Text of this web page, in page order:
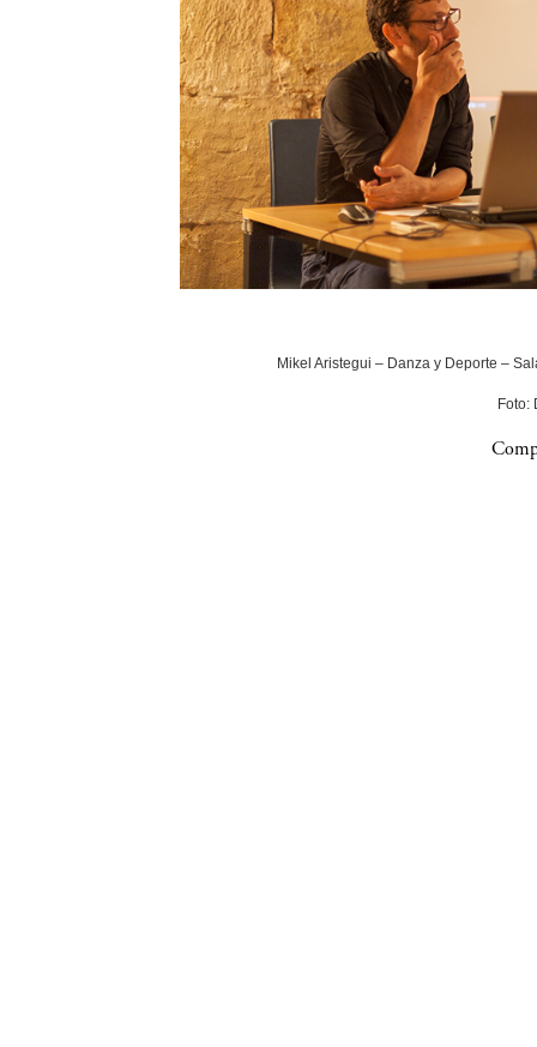
Mikel Aristegui – Danza y Deporte –
Foto: